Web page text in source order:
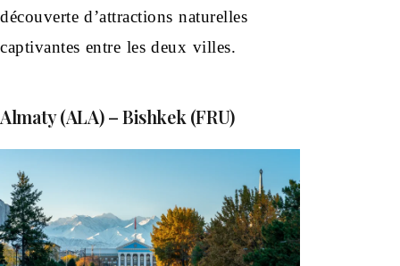
découverte d’attractions naturelles
captivantes entre les deux villes.
Almaty (ALA) – Bishkek (FRU)